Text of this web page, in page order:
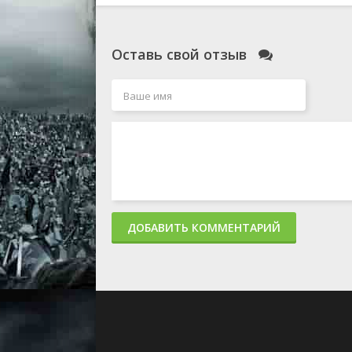
Оставь свой отзыв
ДОБАВИТЬ КОММЕНТАРИЙ